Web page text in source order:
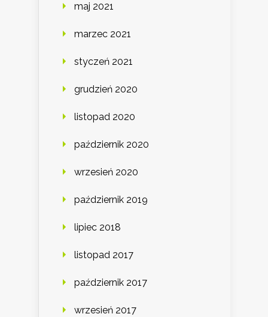
maj 2021
marzec 2021
styczeń 2021
grudzień 2020
listopad 2020
październik 2020
wrzesień 2020
październik 2019
lipiec 2018
listopad 2017
październik 2017
wrzesień 2017